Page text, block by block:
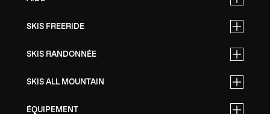
SKIS FREERIDE
SKIS RANDONNÉE
SKIS ALL MOUNTAIN
ÉQUIPEMENT